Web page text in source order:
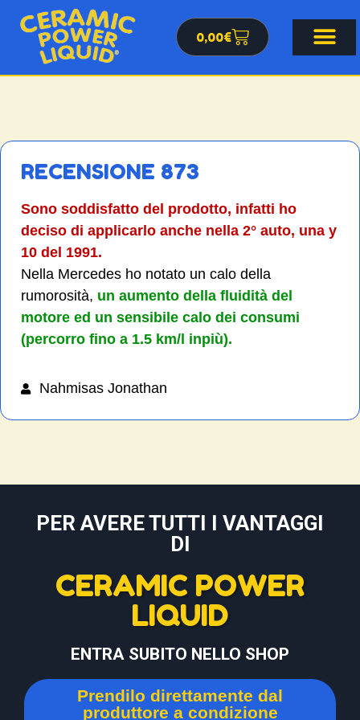
0,00€
RECENSIONE 873
Sono soddisfatto del prodotto, infatti ho
deciso di applicarlo anche nella 2° auto, una y
10 del 1991.
Nella Mercedes ho notato un calo della
rumorosità, un aumento della fluidità del
motore ed un sensibile calo dei consumi
(percorro fino a 1.5 km/l inpiù).
Nahmisas Jonathan
PER AVERE TUTTI I VANTAGGI
DI
CERAMIC POWER
LIQUID
ENTRA SUBITO NELLO SHOP
Prendilo direttamente dal
produttore a condizione